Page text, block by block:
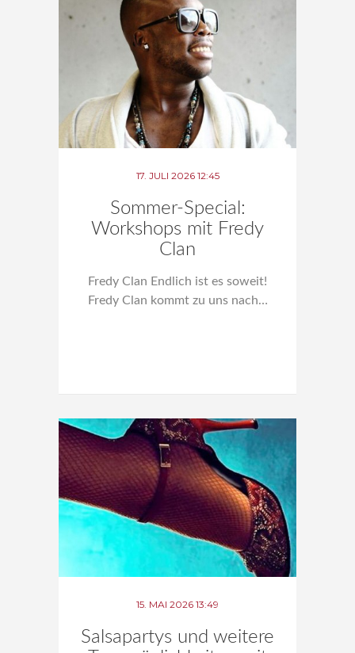
17. JULI 2026 12:45
Sommer-Special:
Workshops mit Fredy
Clan
Fredy Clan Endlich ist es soweit!
Fredy Clan kommt zu uns nach…
15. MAI 2026 13:49
Salsapartys und weitere